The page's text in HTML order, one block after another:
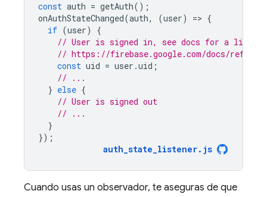
const auth = getAuth();
onAuthStateChanged(auth, (user) => {
if (user)
{
// User is signed in, see docs for a list
// https://firebase.google.com/docs/
const uid = user .uid ;
// ...
} else {
// User is signed out
// ...
}
});
auth_state_listener. js
Cuando usas un observador, te aseguras de que